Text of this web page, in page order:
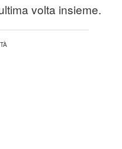
volta insieme.